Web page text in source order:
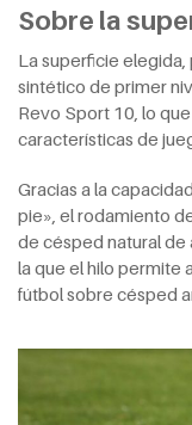
Sobre la
La superficie
sintético de primer
Revo Sport 10, lo
características de
Gracias a la
pie», el rodamiento
de césped natural de
la que el hilo permite
fútbol sobre césped